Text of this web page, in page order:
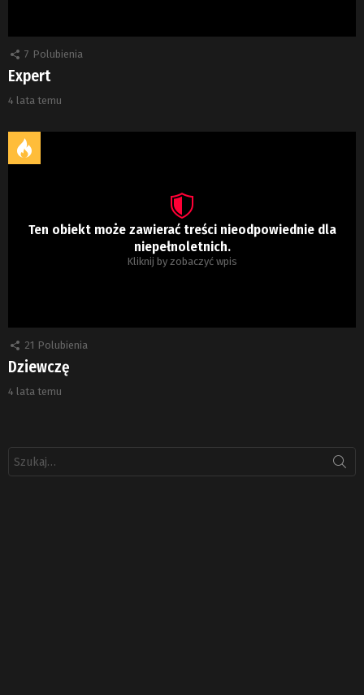
7 Polubienia
Expert
4 lata temu
Ten obiekt może zawierać treści nieodpowiednie dla
niepełnoletnich.
Kliknij by zobaczyć wpis
21 Polubienia
Dziewczę
4 lata temu